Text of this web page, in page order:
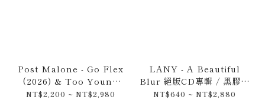
Post Malone - Go Flex
(2026) & Too Young
(2016) 限量七吋黑膠唱片
NT$2,200 ~ NT$2,980
LANY - A Beautiful
Blur 絕版CD專輯 / 黑膠唱
片
NT$640 ~ NT$2,880